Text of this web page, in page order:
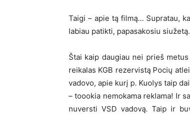
Taigi – apie tą filmą… Supratau,
labiau patikti, papasakosiu siužetą.
Štai kaip daugiau nei prieš
reikalas KGB rezervistą Pocių
vadovo, apie kurį p. Kuolys taip
– toookia nemokama reklama! Ir
nuversti VSD vadovą. Taip ir